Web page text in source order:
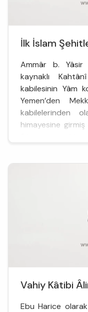
İlk İslam
Ammâr b.
kaynaklı
kabilesinin Yâm
Yemen’den
kabilelerinden
himayesine
Vahiy Kâtibi
Ebu Harice